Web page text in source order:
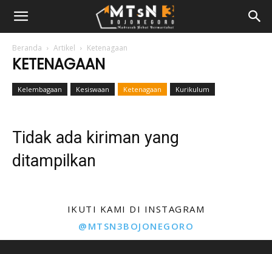
Beranda Artikel Ketenagaan
KETENAGAAN
Kelembagaan Kesiswaan Ketenagaan Kurikulum
Tidak ada kiriman yang
ditampilkan
IKUTI KAMI DI INSTAGRAM
@MTSN3BOJONEGORO